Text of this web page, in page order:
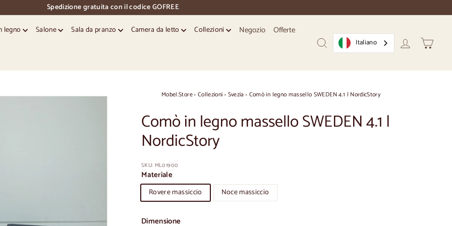
pausa
diapositive
Spedizione gratuita con il codice GOFREE
legno Salone Sala da pranzo Camera da letto Collezioni Negozio Offerte
Ricerca Italiano Conto Carrello
Mobel.Store› Collezioni › Svezia › Comò in legno massello SWEDEN 4.1 | NordicStory
Comò in legno massello SWEDEN 4.1 |
NordicStory
SKU: ML01900
Materiale
Rovere massiccio Noce massiccio
Dimensione